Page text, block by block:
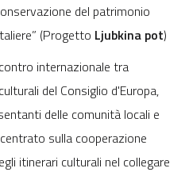
del patrimonio
(Progetto Ljubkina pot)
internazionale tra
del Consiglio d'Europa,
delle comunità locali e
sulla cooperazione
itinerari culturali nel collegare